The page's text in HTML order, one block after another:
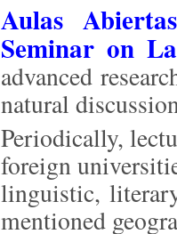
Aulas
Seminar on
advanced
natural
Periodically,
foreign
linguistic,
mentioned